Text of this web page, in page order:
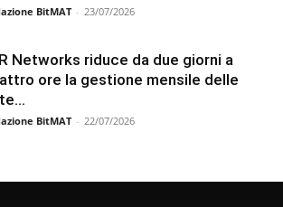
BitMAT - 23/07/2026
Networks riduce da due giorni a
ore la gestione mensile delle
BitMAT - 22/07/2026